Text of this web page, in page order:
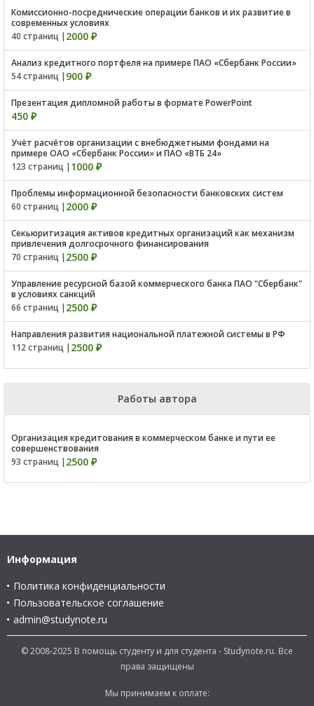
Комиссионно-посреднические операции банков и их развитие в
современных условиях
40 страниц | 2000 ₽
Анализ кредитного портфеля на примере ПАО «Сбербанк России»
54 страниц | 900 ₽
Презентация дипломной работы в формате PowerPoint
450 ₽
Учёт расчётов организации с внебюджетными фондами на
примере ОАО «Сбербанк России» и ПАО «ВТБ 24»
123 страниц | 1000 ₽
Проблемы информационной безопасности банковских систем
60 страниц | 2000 ₽
Секьюритизация активов кредитных организаций как механизм
привлечения долгосрочного финансирования
70 страниц | 2500 ₽
Управление ресурсной базой коммерческого банка ПАО "Сбербанк"
в условиях санкций
66 страниц | 2500 ₽
Направления развития национальной платежной системы в РФ
112 страниц | 2500 ₽
Работы автора
Организация кредитования в коммерческом банке и пути ее
совершенствования
93 страниц | 2500 ₽
Информация
Политика конфиденциальности
Пользовательское соглашение
admin@studynote.ru
© 2008-2025 В помощь студенту и для студента - Studynote.ru. Все
права защищены
Мы принимаем к оплате: